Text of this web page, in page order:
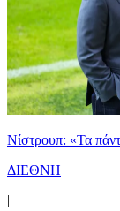
Νίστρουπ: «Τα
ΔΙΕΘΝΗ
|